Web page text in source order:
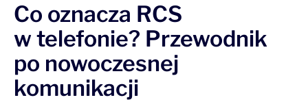
Co oznacza RCS
w telefonie? Przewodnik
po nowoczesnej
komunikacji